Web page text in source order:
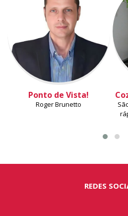
Ponto de Vista!
Roger Brunetto
REDES